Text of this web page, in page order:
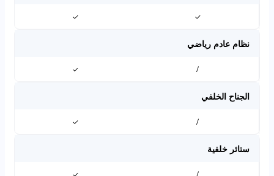
✓
✓
نظام عادم رياضي
/
✓
الجناح الخلفي
/
✓
ستائر خلفية